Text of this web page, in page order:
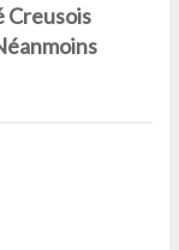
Creusois